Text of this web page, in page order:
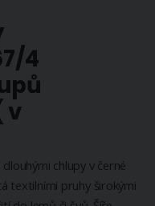
4
v
chlupy v černé
textilními pruhy širokými